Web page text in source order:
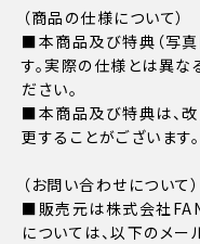
（商品の仕様について）
■本商品及び特典（写真
す。実際の仕様とは異
ださい。
■本商品及び特典は、
更することがございます。
（お問い合わせについて）
■販売元は株式会社
については、以下のメー